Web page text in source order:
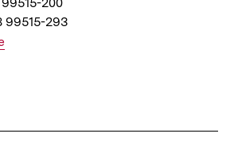
99515-293